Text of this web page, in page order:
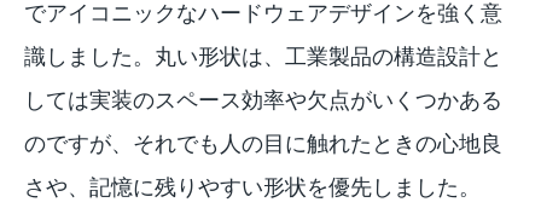
でアイコニックなハードウェアデザインを強く意
識しました。丸い形状は、工業製品の構造設計と
しては実装のスペース効率や欠点がいくつかある
のですが、それでも人の目に触れたときの心地良
さや、記憶に残りやすい形状を優先しました。